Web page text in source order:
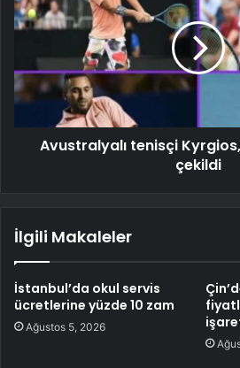
Avustralyalı tenisçi
çekildi
İlgili Makaleler
İstanbul’da okul servis
ücretlerine yüzde 10 zam
Ağustos 5, 2026